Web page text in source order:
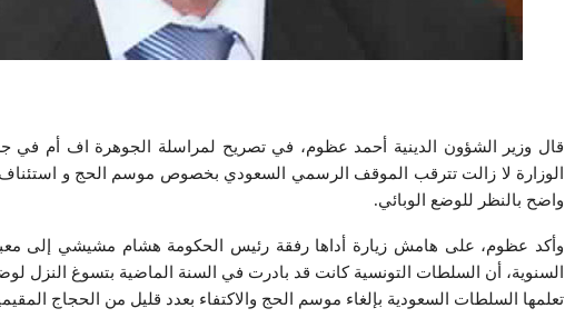
الوزارة لا زالت تترقب الموقف الرسمي السعودي بخصوص موسم الحج و استئناف
واضح بالنظر للوضع الوبائي.
وأكد عظوم، على هامش زيارة أداها رفقة رئيس الحكومة هشام مشيشي إلى معبد
السنوية، أن السلطات التونسية كانت قد بادرت في السنة الماضية بتسوغ النزل
تعلمها السلطات السعودية بإلغاء موسم الحج والاكتفاء بعدد قليل من الحجاج